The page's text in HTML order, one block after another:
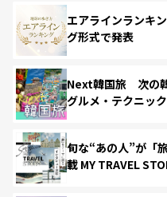
エアラインランキ
グ形式で発表
Next韓国旅 次の
グルメ・テクニック
旬な“あの人”が「
載 MY TRAVEL